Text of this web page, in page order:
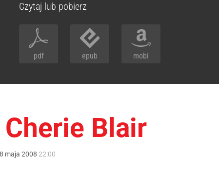
Czytaj lub pobierz
pdf epub mobi
Blair
maja 2008 22:00